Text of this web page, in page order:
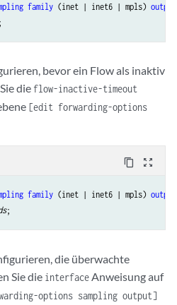
family (inet | inet6 | mpls) output
bevor ein Flow als inaktiv
die flow-inactive-timeout
[edit forwarding-options
content_copy zoom_out_map
family (inet | inet6 | mpls) output
die überwachte
Sie die interface Anweisung auf
options sampling output]